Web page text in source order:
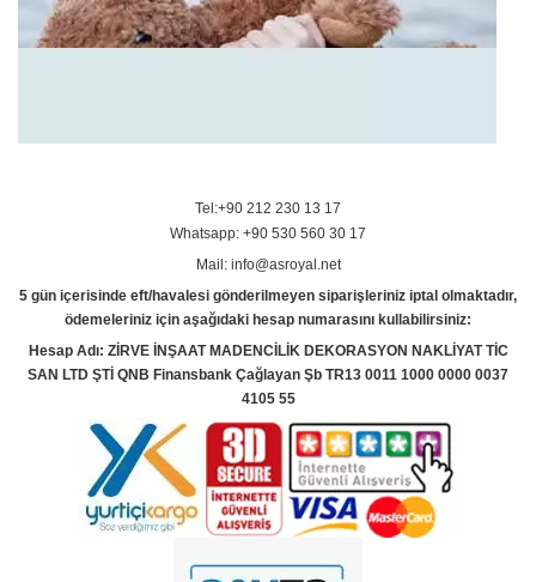
Tel:+90 212 230 13 17
Whatsapp: +90 530 560 30 17
Mail: info@asroyal.net
5 gün içerisinde eft/havalesi gönderilmeyen siparişleriniz iptal olmaktadır,
ödemeleriniz için aşağıdaki hesap numarasını kullabilirsiniz:
Hesap Adı: ZİRVE İNŞAAT MADENCİLİK DEKORASYON NAKLİYAT TİC
SAN LTD ŞTİ QNB Finansbank Çağlayan Şb TR13 0011 1000 0000 0037
4105 55